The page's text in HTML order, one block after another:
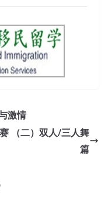
激情
（二）双人/三人舞
篇